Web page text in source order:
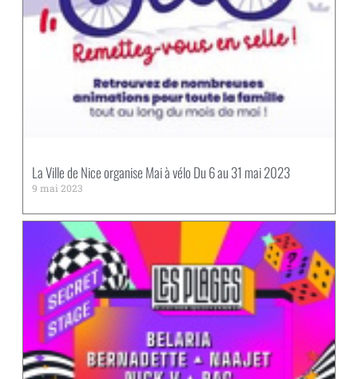
La Ville de Nice organise Mai à vélo Du 6 au 31 mai 2023
9 mai 2023